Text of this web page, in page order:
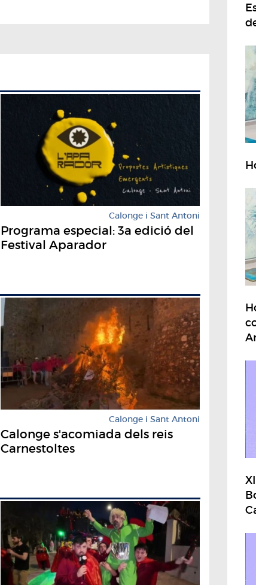
Calonge i Sant Antoni
Programa especial: 3a edició del
Festival Aparador
Calonge i Sant Antoni
Calonge s'acomiada dels reis
Carnestoltes